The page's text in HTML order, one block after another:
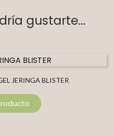
gustarte...
JERINGA BLISTER